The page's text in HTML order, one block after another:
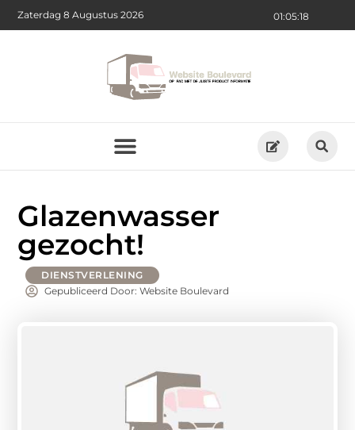
01:05:19
Zaterdag 8 Augustus 2026
Glazenwasser
gezocht!
DIENSTVERLENING
Gepubliceerd Door: Website Boulevard